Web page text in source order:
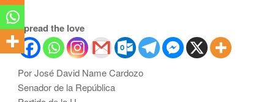
Spread the love
Por José David Name Cardozo
Senador de la República